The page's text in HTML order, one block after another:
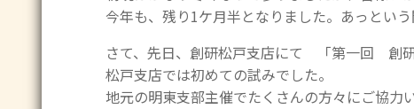
今年も、残り1ケ月半となりました。あっとい
さて、先日、創研松戸支店にて 「第一回 創
松戸支店では初めての試みでした。
地元の明東支部主催でたくさんの方々にご協力